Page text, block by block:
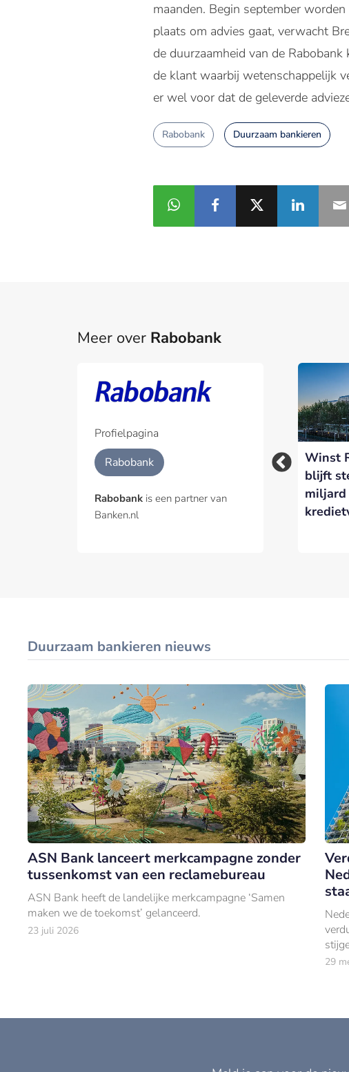
maanden. Begin september
plaats om advies gaat, verwacht
de duurzaamheid van de
de klant waarbij wetenschappelijk
er wel voor dat de geleverde
Rabobank Duurzaam bankieren
Meer over Rabobank
Profielpagina
Rabobank
Rabobank is een partner van
Banken.nl
voedselzekerheid
financieringsvraagstuk
Rabobank versnelt
inzet van AI-agents
met nieuwe Agentic
Winst
blijft
miljard
Duurzaam bankieren nieuws
ASN Bank lanceert merkcampagne zonder
tussenkomst van een reclamebureau
ASN Bank heeft de landelijke merkcampagne ‘Samen
maken we de toekomst’ gelanceerd.
23 juli 2026
29